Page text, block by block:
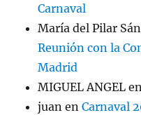
Carnaval
María del Pilar
Reunión con la
Madrid
MIGUEL ANGEL
juan enCarnaval